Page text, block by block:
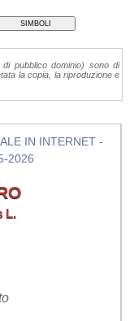
SIMBOLI
pubblico dominio) sono di
la copia, la riproduzione e
IN INTERNET -
2026
L.